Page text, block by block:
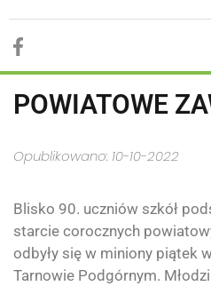
POWIATOWE
Opublikowano: 10-10-2022
Blisko 90. uczniów szkół
starcie corocznych
odbyły się w miniony piątek
Tarnowie Podgórnym.